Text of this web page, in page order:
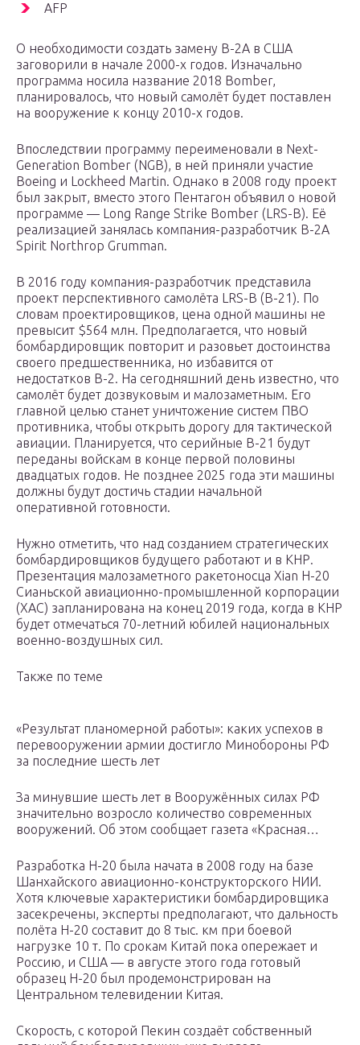
AFP
О необходимости создать замену В-2А в США
заговорили в начале 2000-х годов. Изначально
программа носила название 2018 Bomber,
планировалось, что новый самолёт будет поставлен
на вооружение к концу 2010-х годов.
Впоследствии программу переименовали в Next-
Generation Bomber (NGB), в ней приняли участие
Boeing и Lockheed Martin. Однако в 2008 году проект
был закрыт, вместо этого Пентагон объявил о новой
программе — Long Range Strike Bomber (LRS-B). Её
реализацией занялась компания-разработчик В-2А
Spirit Northrop Grumman.
В 2016 году компания-разработчик представила
проект перспективного самолёта LRS-B (В-21). По
словам проектировщиков, цена одной машины не
превысит $564 млн. Предполагается, что новый
бомбардировщик повторит и разовьет достоинства
своего предшественника, но избавится от
недостатков B-2. На сегодняшний день известно, что
самолёт будет дозвуковым и малозаметным. Его
главной целью станет уничтожение систем ПВО
противника, чтобы открыть дорогу для тактической
авиации. Планируется, что серийные B-21 будут
переданы войскам в конце первой половины
двадцатых годов. Не позднее 2025 года эти машины
должны будут достичь стадии начальной
оперативной готовности.
Нужно отметить, что над созданием стратегических
бомбардировщиков будущего работают и в КНР.
Презентация малозаметного ракетоносца Xian H-20
Сианьской авиационно-промышленной корпорации
(ХАС) запланирована на конец 2019 года, когда в КНР
будет отмечаться 70-летний юбилей национальных
военно-воздушных сил.
Также по теме
«Результат планомерной работы»: каких успехов в
перевооружении армии достигло Минобороны РФ
за последние шесть лет
За минувшие шесть лет в Вооружённых силах РФ
значительно возросло количество современных
вооружений. Об этом сообщает газета «Красная…
Разработка Н-20 была начата в 2008 году на базе
Шанхайского авиационно-конструкторского НИИ.
Хотя ключевые характеристики бомбардировщика
засекречены, эксперты предполагают, что дальность
полёта Н-20 составит до 8 тыс. км при боевой
нагрузке 10 т. По срокам Китай пока опережает и
Россию, и США — в августе этого года готовый
образец Н-20 был продемонстрирован на
Центральном телевидении Китая.
Скорость, с которой Пекин создаёт собственный